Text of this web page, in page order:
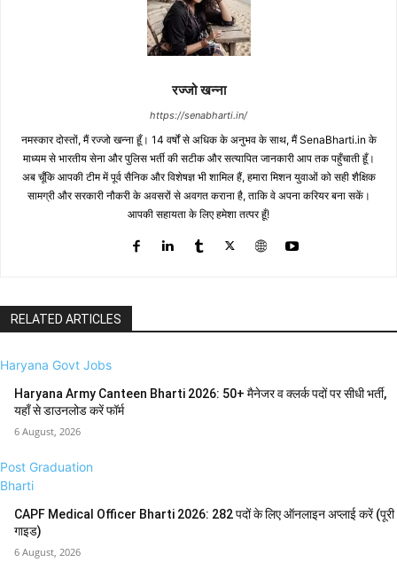
रज्जो खन्ना
https://senabharti.in/
नमस्कार दोस्तों, मैं रज्जो खन्ना हूँ। 14 वर्षों से अधिक के अनुभव के साथ, मैं SenaBharti.in के
माध्यम से भारतीय सेना और पुलिस भर्ती की सटीक और सत्यापित जानकारी आप तक पहुँचाती हूँ।
अब चूँकि आपकी टीम में पूर्व सैनिक और विशेषज्ञ भी शामिल हैं, हमारा मिशन युवाओं को सही शैक्षिक
सामग्री और सरकारी नौकरी के अवसरों से अवगत कराना है, ताकि वे अपना करियर बना सकें।
आपकी सहायता के लिए हमेशा तत्पर हूँ!
RELATED ARTICLES
Haryana Govt Jobs
Haryana Army Canteen Bharti 2026: 50+ मैनेजर व क्लर्क पदों पर सीधी भर्ती,
यहाँ से डाउनलोड करें फॉर्म
6 August, 2026
Post Graduation
Bharti
CAPF Medical Officer Bharti 2026: 282 पदों के लिए ऑनलाइन अप्लाई करें (पूरी
गाइड)
6 August, 2026